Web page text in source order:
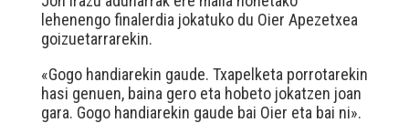
lehenengo finalerdia jokatuko du Oier Apezetxea
goizuetarrarekin.
«Gogo handiarekin gaude. Txapelketa porrotarekin
hasi genuen, baina gero eta hobeto jokatzen joan
gara. Gogo handiarekin gaude bai Oier eta bai ni».